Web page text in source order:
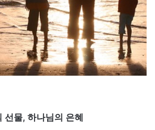
선물, 하나님의 은혜